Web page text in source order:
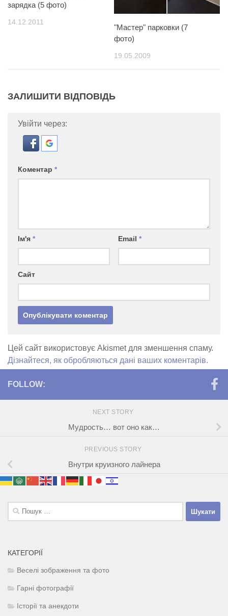
зарядка (5 фото)
14.12.2011
"Мастер" парковки (7
фото)
19.05.2009
ЗАЛИШИТИ ВІДПОВІДЬ
Увійти через:
Коментар *
Ім'я * Email *
Сайт
Цей сайт використовує Akismet для зменшення спаму.
Дізнайтеся, як обробляються дані ваших коментарів.
FOLLOW:
NEXT STORY
Мудрость… вот оно как…
PREVIOUS STORY
Внутри круизного лайнерa
Пошук:
КАТЕГОРІЇ
Веселі зображення та фото
Гарні фотографії
Історії та анекдоти